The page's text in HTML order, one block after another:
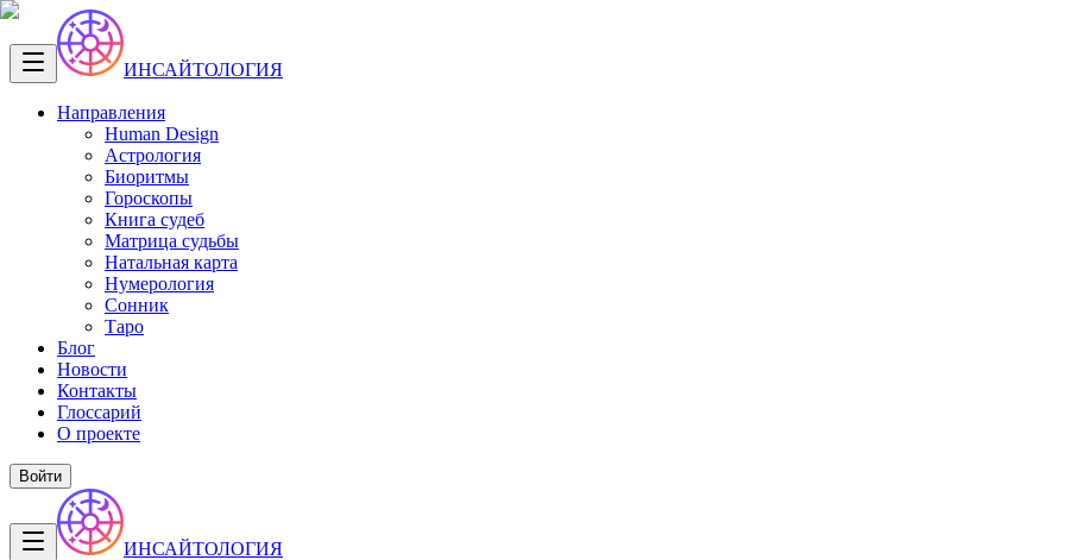
ИНСАЙТОЛОГИЯ
Направления
Human Design
Астрология
Биоритмы
Гороскопы
Книга судеб
Матрица судьбы
Натальная карта
Нумерология
Сонник
Таро
Блог
Новости
Контакты
Глоссарий
О проекте
Войти
ИНСАЙТОЛОГИЯ